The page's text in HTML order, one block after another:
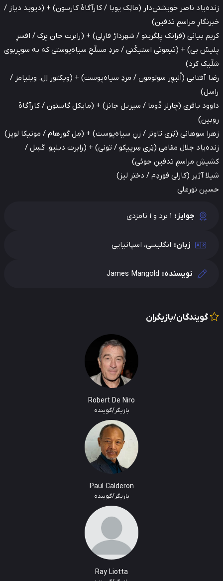
ناصر خویشتن‌دار (مالِک یوبا / کارآگاهْ کارسون) + (دیوید دیاز /
مراسمِ تدفین)
بیانی (فرانک پِلِگرینو / شهردارْ فارِلی) + (رابرت جان بِرک / افسرِ
بی) + (تیموتی استیکْنی / مردِ مسلّحِ سیاه‌پوستی که به سوپِربوی
کرد)
آفتابی (اُلیوِر سولومون / مردِ سیاه‌پوست) + (ویکتور اِل. ویلیامز /
باقری (چارلز دُوما / سیریل جانز) + (مایکل گاستون / کارآگاهْ
سوهانی (تِری تاونز / زنِ سیاه‌پوست) + (مِل گورهام / مونیکا لوپز)
جلال مقامی (تِری سِرپیکو / تونی) + (رابرت دبلیو. کَسِل /
مراسمِ تدفینِ جوئی)
آژیر (کارلی فوردِم / دخترِ لیز)
نورعلی
جوایز: 1 برد و 1 نامزدی
زبان: انگلیسی، اسپانیایی
نویسنده: James Mangold
گویندگان/بازیگران
Robert De Niro
بازیگر/گوینده
Paul Calderon
بازیگر/گوینده
Ray Liotta